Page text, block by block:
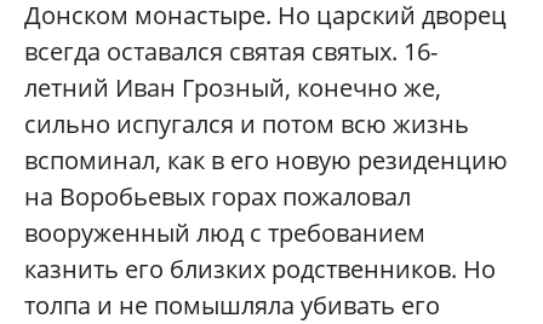
Донском монастыре. Но царский дворец
всегда оставался святая святых. 16-
летний Иван Грозный, конечно же,
сильно испугался и потом всю жизнь
вспоминал, как в его новую резиденцию
на Воробьевых горах пожаловал
вооруженный люд с требованием
казнить его близких родственников. Но
толпа и не помышляла убивать его